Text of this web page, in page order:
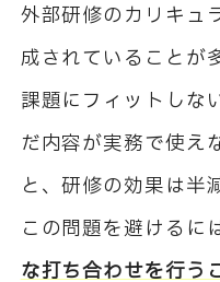
外部研修のカリキュ
成されていることが
課題にフィットしな
だ内容が実務で使え
と、研修の効果は半
この問題を避けるに
な打ち合わせを行う